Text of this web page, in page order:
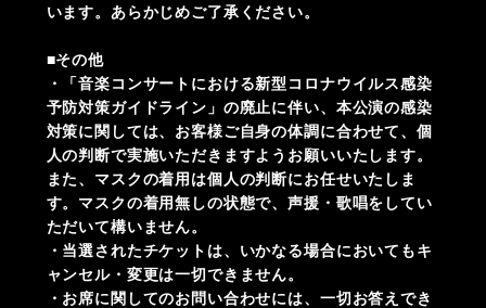
います。あらかじめご了承ください。
■その他
・「音楽コンサートにおける新型コロナウイルス感染
予防対策ガイドライン」の廃止に伴い、本公演の感染
対策に関しては、お客様ご自身の体調に合わせて、個
人の判断で実施いただきますようお願いいたします。
また、マスクの着用は個人の判断にお任せいたしま
す。マスクの着用無しの状態で、声援・歌唱をしてい
ただいて構いません。
・当選されたチケットは、いかなる場合においてもキ
ャンセル・変更は一切できません。
・お席に関してのお問い合わせには、一切お答えでき